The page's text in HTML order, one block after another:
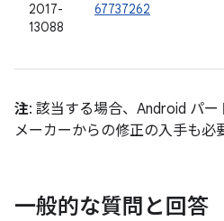
2017-
13088
67737262
注: 該当する場合、Android パ
メーカーからの修正の入手も必
一般的な質問と回答